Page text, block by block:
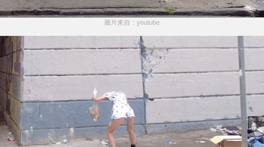
圖片來自：youtube